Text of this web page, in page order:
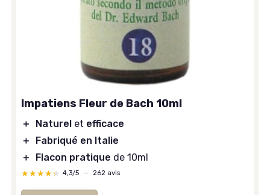
Impatiens Fleur de Bach 10ml
＋ Naturel et efficace
＋
Fabriqué en Italie
＋
Flacon pratique de 10ml
★★★★★
★★★★★ 4,3/5 — 262 avis